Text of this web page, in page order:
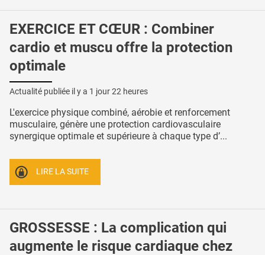
EXERCICE ET CŒUR : Combiner
cardio et muscu offre la protection
optimale
Actualité publiée il y a 1 jour 22 heures
L'exercice physique combiné, aérobie et renforcement
musculaire, génère une protection cardiovasculaire
synergique optimale et supérieure à chaque type d’...
LIRE LA SUITE
GROSSESSE : La complication qui
augmente le risque cardiaque chez